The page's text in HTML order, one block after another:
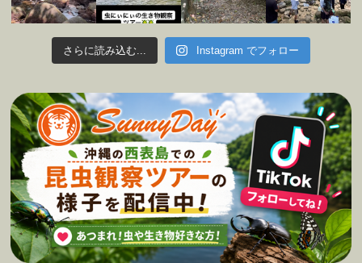
さらに読み込む... Instagram でフォロー